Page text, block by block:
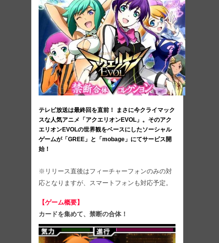
テレビ放送は最終回を直前！ まさに今クライマック
スな人気アニメ「アクエリオンEVOL」。そのアク
エリオンEVOLの世界観をベースにしたソーシャル
ゲームが「GREE」と「mobage」にてサービス開
始！
※リリース直後はフィーチャーフォンのみの対
応となりますが、スマートフォンも対応予定。
【ゲーム概要】
カードを集めて、禁断の合体！